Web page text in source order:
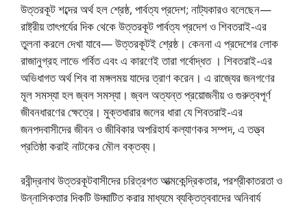
উত্তরকূট শব্দের অর্থ হল শ্রেষ্ঠ, পার্বত্য প্রদেশ; নাট্যকারও বলেছেন—
রাষ্ট্রীয় তাৎপর্যের দিক থেকে উত্তরকূট পার্বত্য প্রদেশ ও শিবতরাই-এর
তুলনা করলে দেখা যাবে— উত্তরকূটই শ্রেষ্ঠ। কেননা এ প্রদেশের লোক
রাজানুগ্রহ লাভে গর্বিত এবং এ কারণেই তারা গর্বোদ্ধত । শিবতরাই-এর
অভিধাগত অর্থ শিব বা মঙ্গলময় যাদের ত্রাণ করেন। এ রাজ্যের জনগণের
মূল সমস্যা হল জ্বল সমস্যা। জ্বল অত্যন্ত প্রয়োজনীয় ও গুরুত্বপূর্ণ
জীবনধারণের ক্ষেত্রে। মুক্তধারার জলের ধারা যে শিবতরাই-এর
জনপদবাসীদের জীবন ও জীবিকার অপরিহার্য কল্যাণকর সম্পদ, এ তত্ত্ব
প্রতিষ্ঠা করাই নাটকের মৌল বক্তব্য।
রবীন্দ্রনাথ উত্তরকূটবাসীদের চরিত্রগত আত্মকেন্দ্রিকতার, পরশ্রীকাতরতা ও
উন্নাসিকতার দিকটি উদ্ঘাটিত করার মাধ্যমে ব্যক্তিত্ববাদের অনিবার্য